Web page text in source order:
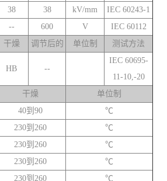
38 38 kV/mm
IEC 60243-1
-- 600 V
IEC 60112
干燥 调节后的 单位制 测试方法
HB --
IEC 60695-
11-10,-20
干燥
单位制
40到90
℃
230到260
℃
230到260
℃
230到260
℃
230到260
℃